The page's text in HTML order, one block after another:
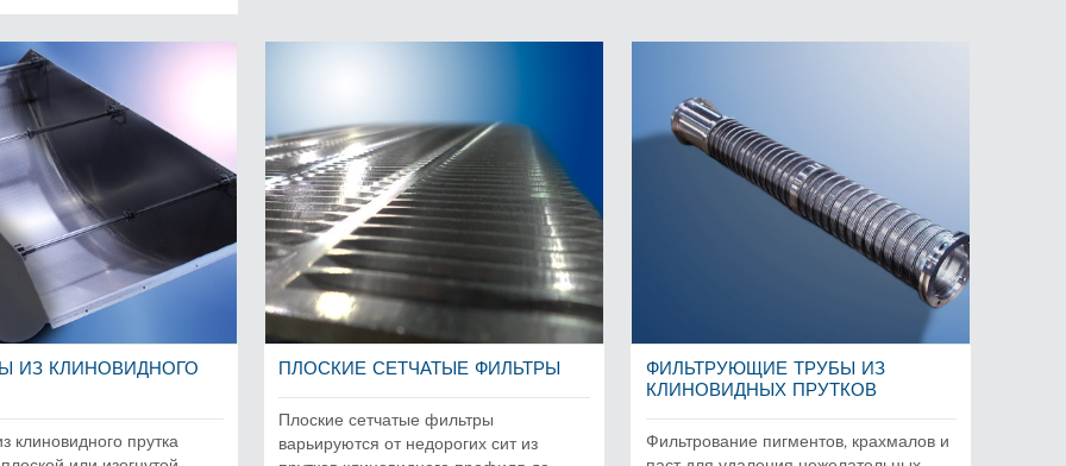
ИЗ КЛИНОВИДНОГО
клиновидного прутка
ПЛОСКИЕ СЕТЧАТЫЕ ФИЛЬТРЫ
Плоские сетчатые фильтры
варьируются от недорогих сит из
ФИЛЬТРУЮЩИЕ ТРУБЫ ИЗ
КЛИНОВИДНЫХ ПРУТКОВ
Фильтрование пигментов, крахмалов и